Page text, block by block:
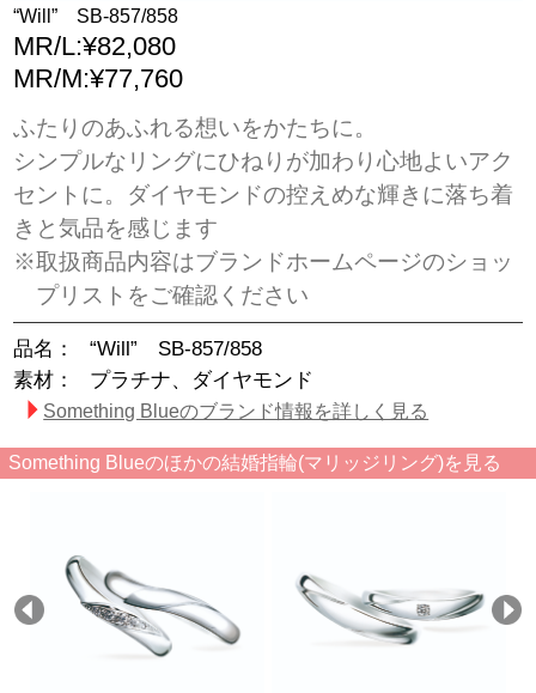
“Will” SB-857/858
MR/L:¥82,080
MR/M:¥77,760
ふたりのあふれる想いをかたちに。
シンプルなリングにひねりが加わり心地よいアク
セントに。ダイヤモンドの控えめな輝きに落ち着
きと気品を感じます
※取扱商品内容はブランドホームページのショッ
プリストをご確認ください
品名：
“Will” SB-857/858
素材：
プラチナ、ダイヤモンド
Something Blueのブランド情報を詳しく見る
Something Blueのほかの結婚指輪(マリッジリング)を見る